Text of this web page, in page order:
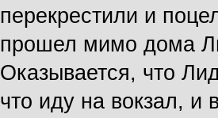
перекрестили и
прошел мимо дома
Оказывается, что
что иду на вокзал, и